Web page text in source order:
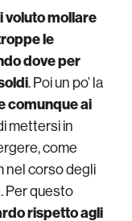
voluto mollare
le
dove per
. Poi un po’ la
comunque ai
mettersi in
come
nel corso degli
Per questo
rispetto agli